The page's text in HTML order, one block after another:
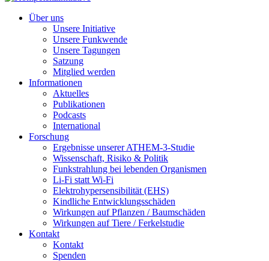
Über uns
Unsere Initiative
Unsere Funkwende
Unsere Tagungen
Satzung
Mitglied werden
Informationen
Aktuelles
Publikationen
Podcasts
International
Forschung
Ergebnisse unserer ATHEM-3-Studie
Wissenschaft, Risiko & Politik
Funkstrahlung bei lebenden Organismen
Li-Fi statt Wi-Fi
Elektrohypersensibilität (EHS)
Kindliche Entwicklungsschäden
Wirkungen auf Pflanzen / Baumschäden
Wirkungen auf Tiere / Ferkelstudie
Kontakt
Kontakt
Spenden